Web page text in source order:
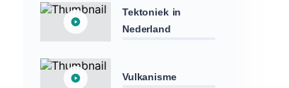
Tektoniek in
Nederland
Vulkanisme